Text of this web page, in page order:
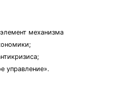
механизма
управление».